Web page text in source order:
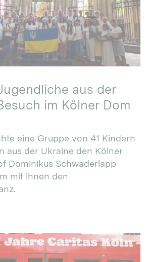
aus der
im Kölner Dom
eine Gruppe von 41 Kindern
aus der Ukraine den Kölner
Dominikus Schwaderlapp
mit ihnen den